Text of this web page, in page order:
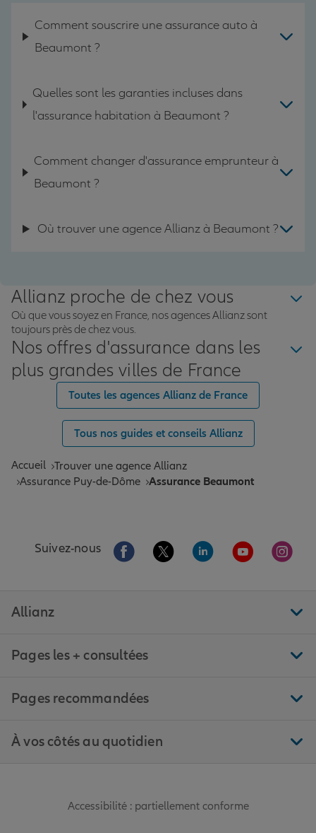
Comment souscrire une assurance auto à
Beaumont ?
Quelles sont les garanties incluses dans
l'assurance habitation à Beaumont ?
Comment changer d'assurance emprunteur à
Beaumont ?
Où trouver une agence Allianz à Beaumont ?
Allianz proche de chez vous
Où que vous soyez en France, nos agences Allianz sont
toujours près de chez vous.
Nos offres d'assurance dans les
plus grandes villes de France
Toutes les agences Allianz de France
Tous nos guides et conseils Allianz
Accueil Trouver une agence Allianz
Assurance Puy-de-Dôme Assurance Beaumont
Suivez-nous Aller sur la page Facebook de Allianz
Aller sur la page Twitter de
Aller sur la page
Aller sur la
Aller
Allianz
Pages les + consultées
Pages recommandées
À vos côtés au quotidien
Accessibilité : partiellement conforme